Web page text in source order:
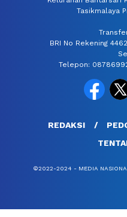
Tasikmalaya
BRI No Rekening
Telepon:
REDAKSI
©2022-2024 - MEDIA